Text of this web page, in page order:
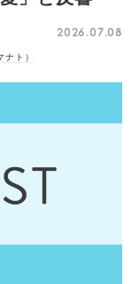
2026.07.08
ナト）